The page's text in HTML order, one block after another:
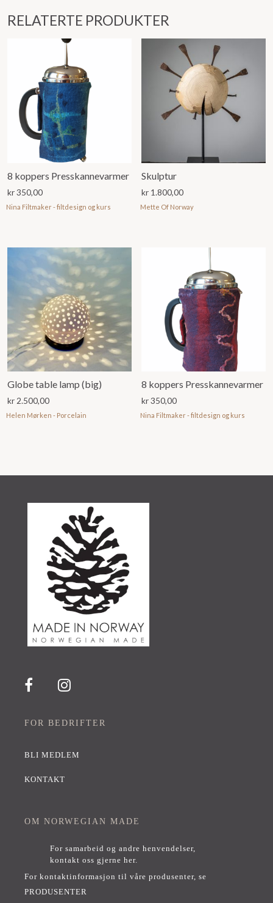
RELATERTE PRODUKTER
8 koppers Presskannevarmer
kr350,00
Nina Filtmaker - filtdesign og kurs
Skulptur
kr 1.800,00
Mette Of Norway
Globe table lamp (big)
kr2.500,00
Helen Mørken - Porcelain
8 koppers Presskannevarmer
kr350,00
Nina Filtmaker - filtdesign og kurs
FOR BEDRIFTER
BLI MEDLEM
KONTAKT
OM NORWEGIAN MADE
For samarbeid og andre henvendelser,
kontakt oss gjerne her.
For kontaktinformasjon til våre produsenter, se
PRODUSENTER